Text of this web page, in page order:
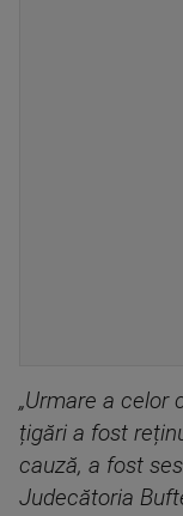
„Urmare a celor
țigări a fost
cauză, a fost
Judecătoria